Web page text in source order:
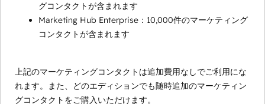
グコンタクトが含まれます
Marketing Hub Enterprise：10,000件のマーケティング
コンタクトが含まれます
上記のマーケティングコンタクトは追加費用なしでご利用にな
れます。また、どのエディションでも随時追加のマーケティン
グコンタクトをご購入いただけます。